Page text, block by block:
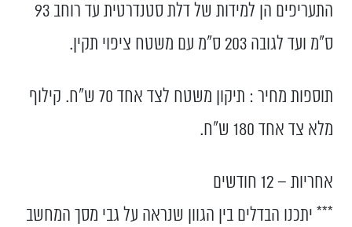
התעריפים הן למידות של דלת סטנדרטית עד רוחב 93
ס”מ ועד לגובה 203 ס”מ עם משטח ציפוי תקין.
תוספות מחיר : תיקון משטח לצד אחד 70 ש"ח. קילוף
מלא צד אחד 180 ש"ח.
אחריות – 12 חודשים
*** יתכנו הבדלים בין הגוון שנראה על גבי מסך המחשב